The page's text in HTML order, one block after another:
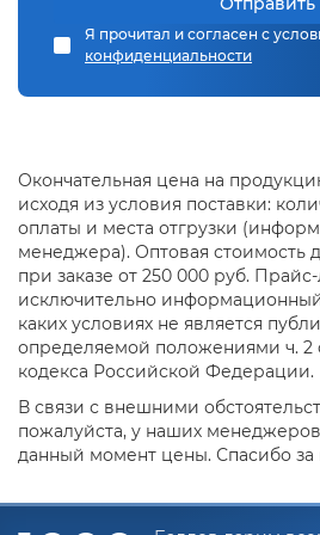
технические характеристики,
проекте. Труба производить
иглой или через специальную
химический состав соответствует
специальную цену можно
к нашим сотрудникам по телефону
При самовывозе продукции со
учитывайте, что погрузка
открытый борт вашего
оформлена резка или
повреждена при
продукции невозможен.
Я прочитал и согласен с
конфиденциальности
Окончательная цена на
исходя из условия поставки:
оплаты и места отгрузки
менеджера). Оптовая стоимость
при заказе от 250 000 руб.
исключительно
каких условиях не является
определяемой положениями ч. 2
кодекса Российской Федерации.
В связи с внешними
пожалуйста, у наших
данный момент цены. Спасибо за